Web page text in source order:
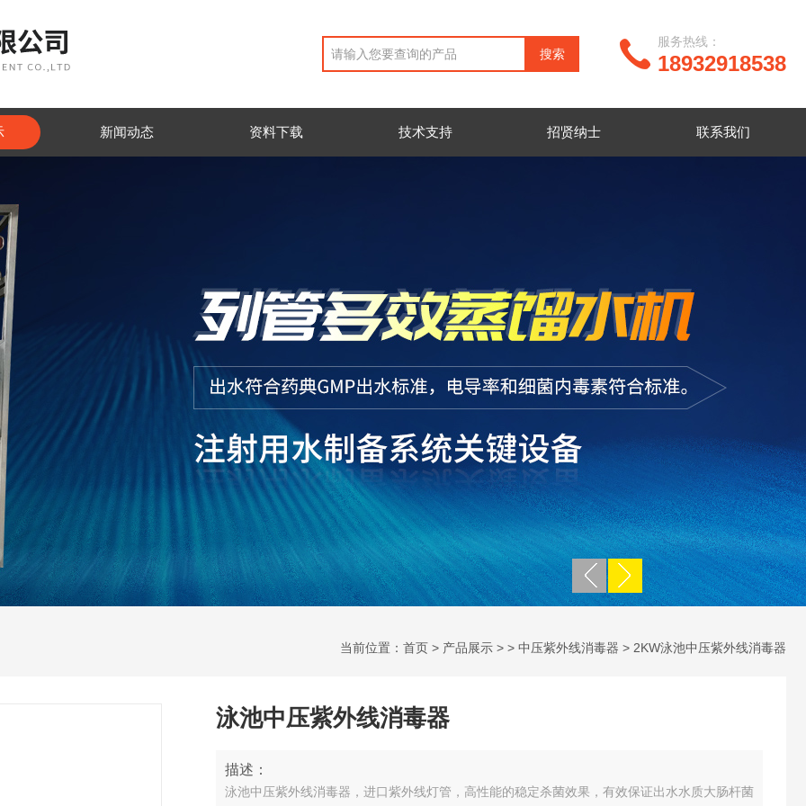
18932918538
服务热线：
新闻动态 资料下载 技术支持 招贤纳士 联系我们
当前位置： 首页 > 产品展示 > > 中压紫外线消毒器 > 2KW泳池中压紫外线消毒器
泳池中压紫外线消毒器
描述：
泳池中压紫外线消毒器，进口紫外线灯管，高性能的稳定杀菌效果，有效保证出水水质大肠杆菌